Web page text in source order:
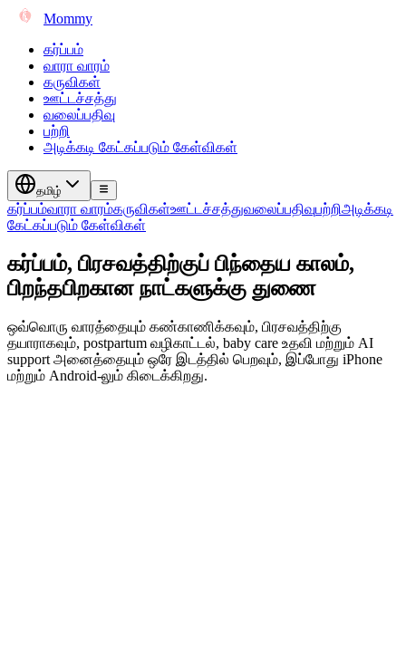
Mommy
கர்ப்பம்
வாரா வாரம்
கருவிகள்
ஊட்டச்சத்து
வலைப்பதிவு
பற்றி
அடிக்கடி கேட்கப்படும் கேள்விகள்
தமிழ்
கர்ப்பம்வாரா வாரம்கருவிகள்ஊட்டச்சத்துவலைப்பதிவுபற்றிஅடிக்கடி
கேட்கப்படும் கேள்விகள்
கர்ப்பம், பிரசவத்திற்குப் பிந்தைய காலம்,
பிறந்தபிறகான நாட்களுக்கு துணை
ஒவ்வொரு வாரத்தையும் கண்காணிக்கவும், பிரசவத்திற்கு
தயாராகவும், postpartum வழிகாட்டல், baby care உதவி மற்றும் AI
support அனைத்தையும் ஒரே இடத்தில் பெறவும், இப்போது iPhone
மற்றும் Android-லும் கிடைக்கிறது.